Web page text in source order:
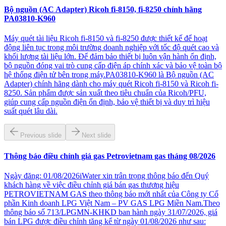
Bộ nguồn (AC Adapter) Ricoh fi-8150, fi-8250 chính hãng
PA03810-K960
Máy quét tài liệu Ricoh fi-8150 và fi-8250 được thiết kế để hoạt
động liên tục trong môi trường doanh nghiệp với tốc độ quét cao và
khối lượng tài liệu lớn. Để đảm bảo thiết bị luôn vận hành ổn định,
bộ nguồn đóng vai trò cung cấp điện áp chính xác và bảo vệ toàn bộ
hệ thống điện tử bên trong máy.PA03810-K960 là Bộ nguồn (AC
Adapter) chính hãng dành cho máy quét Ricoh fi-8150 và Ricoh fi-
8250. Sản phẩm được sản xuất theo tiêu chuẩn của Ricoh/PFU,
giúp cung cấp nguồn điện ổn định, bảo vệ thiết bị và duy trì hiệu
suất quét lâu dài.
Previous slide Next slide
Thông báo điều chỉnh giá gas Petrovietnam gas tháng 08/2026
Ngày đăng: 01/08/2026iWater xin trân trọng thông báo đến Quý
khách hàng về việc điều chỉnh giá bán gas thương hiệu
PETROVIETNAM GAS theo thông báo mới nhất của Công ty Cổ
phần Kinh doanh LPG Việt Nam – PV GAS LPG Miền Nam.Theo
thông báo số 713/LPGMN-KHKD ban hành ngày 31/07/2026, giá
bán LPG được điều chỉnh tăng kể từ ngày 01/08/2026 như sau: